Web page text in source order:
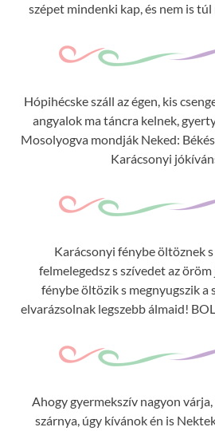
szépet mindenki kap, és nem is
Hópihécske száll az égen, kis
angyalok ma táncra kelnek,
Mosolyogva mondják Neked:
Karácsonyi
Karácsonyi fénybe öltöznek
felmelegedsz s szívedet az
fénybe öltözik s megnyugszik a
elvarázsolnak legszebb álmaid!
Ahogy gyermekszív nagyon
szárnya, úgy kívánok én is